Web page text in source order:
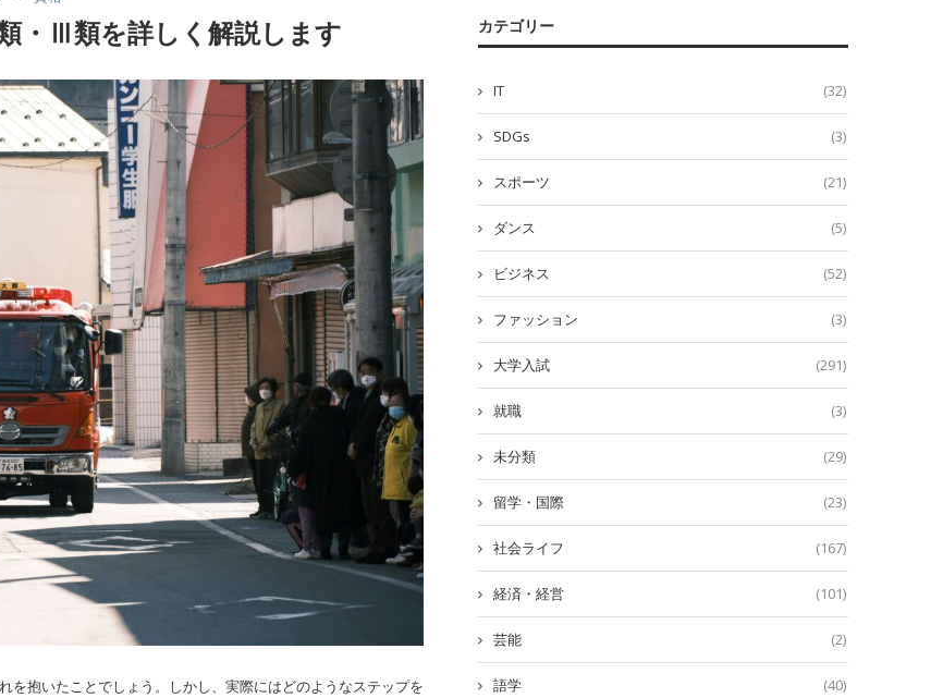
・Ⅲ類を詳しく解説します
抱いたことでしょう。しかし、実際にはどのようなステップを
カテゴリー
IT (32)
SDGs (3)
スポーツ (21)
ダンス (5)
ビジネス (52)
ファッション (3)
大学入試 (291)
就職 (3)
未分類 (29)
留学・国際 (23)
社会ライフ (167)
経済・経営 (101)
芸能 (2)
語学 (40)